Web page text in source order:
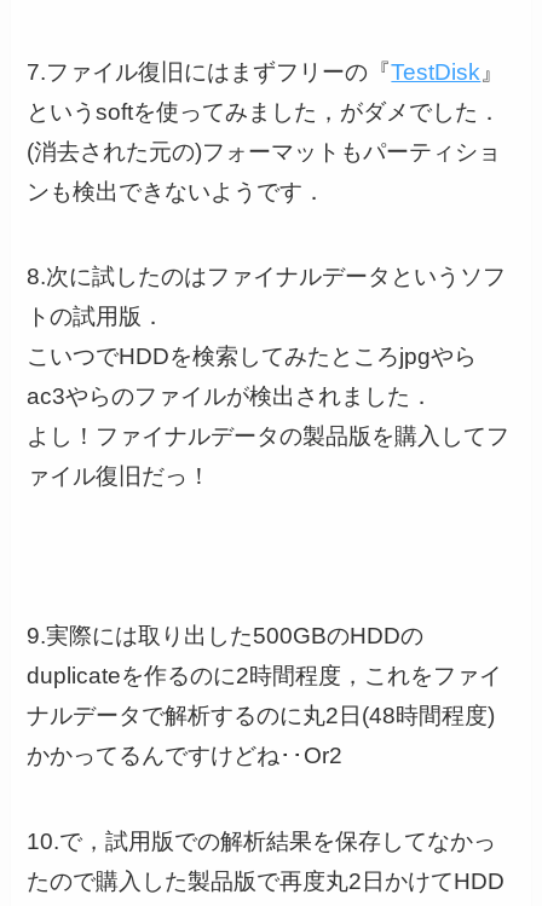
7.ファイル復旧にはまずフリーの『TestDisk 』
というsoftを使ってみました，がダメでした．
(消去された元の)フォーマットもパーティショ
ンも検出できないようです．
8.次に試したのはファイナルデータというソフ
トの試用版．
こいつでHDDを検索してみたところjpgやら
ac3やらのファイルが検出されました．
よし！ファイナルデータの製品版を購入してフ
ァイル復旧だっ！
9.実際には取り出した500GBのHDDの
duplicateを作るのに2時間程度，これをファイ
ナルデータで解析するのに丸2日(48時間程度)
かかってるんですけどね･･Or2
10.で，試用版での解析結果を保存してなかっ
たので購入した製品版で再度丸2日かけてHDD